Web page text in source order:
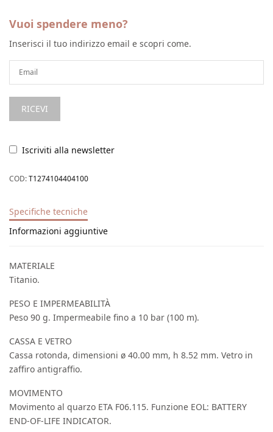
Vuoi spendere meno?
Inserisci il tuo indirizzo email e scopri come.
Iscriviti alla newsletter
COD:T1274104404100
Specifiche tecniche
Informazioni aggiuntive
MATERIALE
Titanio.
PESO E IMPERMEABILITÀ
Peso 90 g. Impermeabile fino a 10 bar (100 m).
CASSA E VETRO
Cassa rotonda, dimensioni ø 40.00 mm, h 8.52 mm. Vetro in
zaffiro antigraffio.
MOVIMENTO
Movimento al quarzo ETA F06.115. Funzione EOL: BATTERY
END-OF-LIFE INDICATOR.